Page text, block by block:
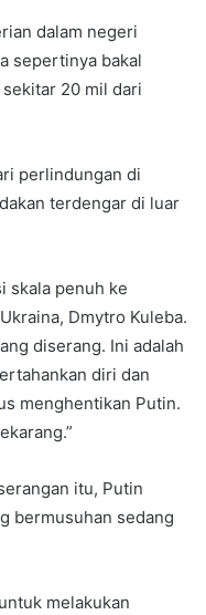
dalam negeri
sepertinya bakal
20 mil dari
perlindungan di
terdengar di luar
skala penuh ke
Dmytro Kuleba.
diserang. Ini adalah
diri dan
menghentikan Putin.
itu, Putin
bermusuhan sedang
melakukan